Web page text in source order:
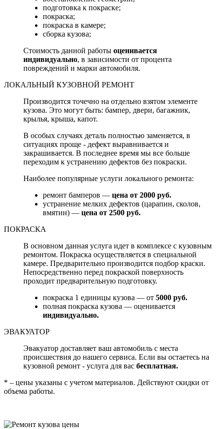
подготовка к покраске;
покраска;
покраска в камере;
сборка кузова;
Стоимость данной работы оценивается
индивидуально, в зависимости от процента
повреждений и марки автомобиля.
ЛОКАЛЬНЫЙ КУЗОВНОЙ РЕМОНТ
Производится точечно на отдельно взятом элементе
кузова. Это могут быть: бампер, двери, багажник,
крылья, крыша, капот.
В особых случаях деталь полностью заменяется, в
ситуациях проще - дефект выравнивается и
закрашивается. В последнее время мы все больше
переходим к устранению дефектов без покраски.
Наиболее популярные услуги локального ремонта:
ремонт бамперов — цена от 2000 руб.
устранение мелких дефектов (царапин, сколов,
вмятин) — цена от 2500 руб.
ПОКРАСКА
В основном данная услуга идет в комплексе с кузовным
ремонтом. Покраска осуществляется в специальной
камере. Предварительно производится подбор краски.
Непосредственно перед покраской поверхность
проходит предварительную подготовку.
покраска 1 единицы кузова — от 5000 руб.
полная покраска кузова — оценивается
индивидуально.
ЭВАКУАТОР
Эвакуатор доставляет ваш автомобиль с места
происшествия до нашего сервиса. Если вы остаетесь на
кузовной ремонт - услуга для вас бесплатная.
* – цены указаны с учетом материалов. Действуют скидки от
объема работы.